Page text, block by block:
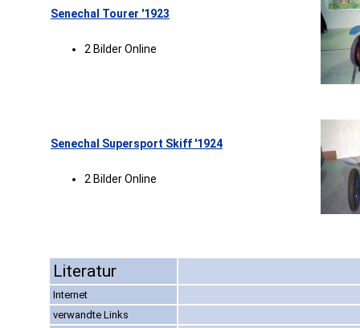
Senechal Tourer '1923
2 Bilder Online
Senechal Supersport Skiff '1924
2 Bilder Online
Literatur
Internet
verwandte Links